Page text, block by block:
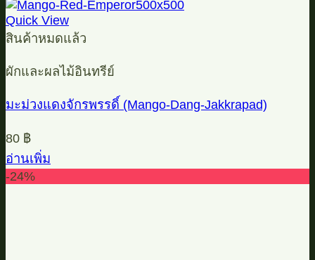
Quick View
สินค้าหมดแล้ว
ผักและผลไม้อินทรีย์
มะม่วงแดงจักรพรรดิ์ (Mango-Dang-Jakkrapad)
80 ฿
อ่านเพิ่ม
-24%